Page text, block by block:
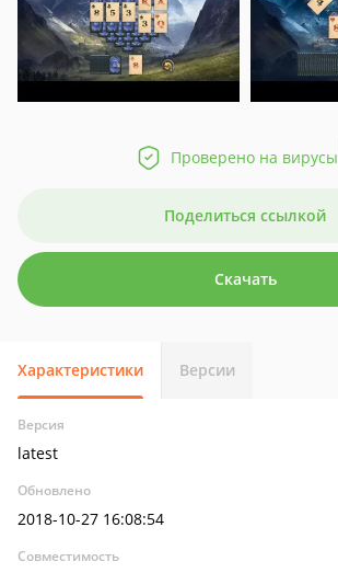
Проверено на вирусы
Поделиться ссылкой
Скачать
Характеристики Версии
Версия
latest
Обновлено
2018-10-27 16:08:54
Совместимость